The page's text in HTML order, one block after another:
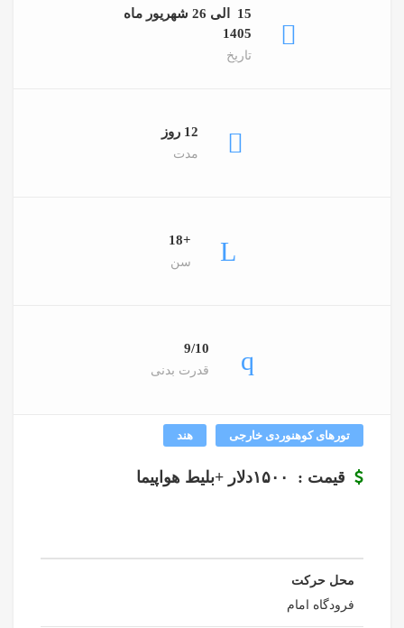
15 الی 26 شهریور ماه
1405
تاریخ
12 روز
مدت
+18
سن
9/10
قدرت بدنی
تورهای کوهنوردی خارجی هند
قیمت : ۱۵۰۰دلار +بلیط هواپیما
محل حرکت
فرودگاه امام